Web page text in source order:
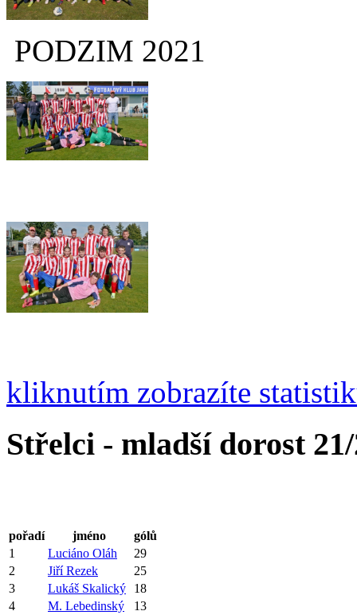
PODZIM 2021
kliknutím zobrazíte
Střelci - mladší dorost
pořadí jméno
gólů
1
Luciáno Oláh
29
2
Jiří Rezek
25
3
Lukáš Skalický
18
4
M. Lebedinský
13